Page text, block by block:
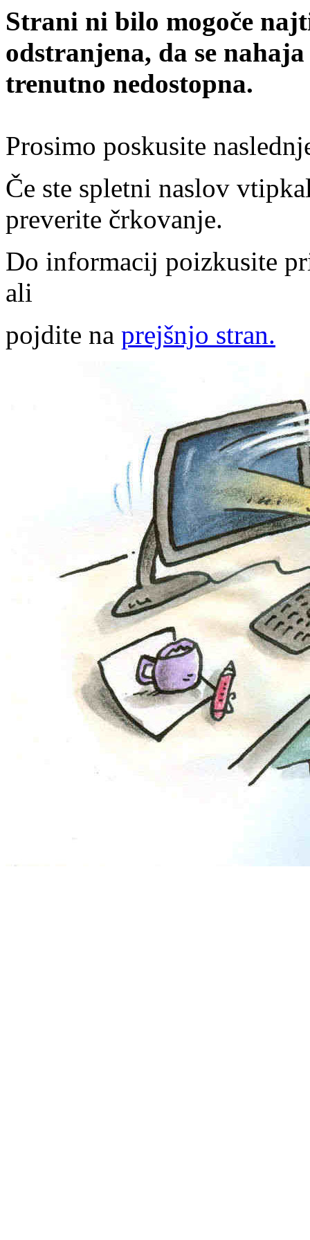
Strani ni bilo mogoče
odstranjena, da se
trenutno nedostopna.
Prosimo poskusite
Če ste spletni naslov
preverite črkovanje.
Do informacij poizkusite
ali
pojdite na prejšnjo stran.